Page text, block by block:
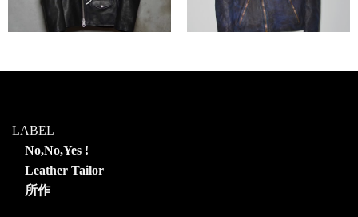
LABEL
No,No,Yes !
Leather Tailor
所作